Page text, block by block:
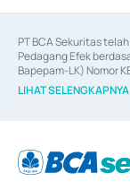
PT BCA Sekuritas
Pedagang Efek
Bapepam-LK) Nomor
06/D.04/2014 tanggal
Efek berdasarkan
berdasarkan surat
67/PM.21/2017 tanggal
LIHAT SELENGKAPNYA